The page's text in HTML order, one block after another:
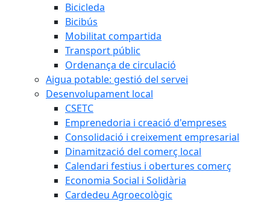
Bicicleda
Bicibús
Mobilitat compartida
Transport públic
Ordenança de circulació
Aigua potable: gestió del servei
Desenvolupament local
CSETC
Emprenedoria i creació d'empreses
Consolidació i creixement empresarial
Dinamització del comerç local
Calendari festius i obertures comerç
Economia Social i Solidària
Cardedeu Agroecològic